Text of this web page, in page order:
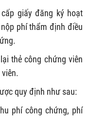
giấy đăng ký hoạt
phí thẩm định điều
thẻ công chứng viên
quy định như sau:
phí công chứng, phí